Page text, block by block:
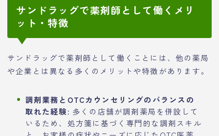
サンドラッグで薬剤師として働くメリ
ット・特徴
サンドラッグで薬剤師として働くことには、他の薬局
や企業とは異なる多くのメリットや特徴があります。
調剤業務とOTCカウンセリングのバランスの
取れた経験: 多くの店舗が調剤薬局を併設して
いるため、処方箋に基づく専門的な調剤スキル